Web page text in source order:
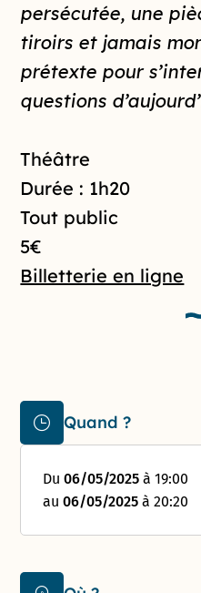
Quand ?
Du06/05/2025 à 19:00
au06/05/2025 à 20:20
persécutée, une
tiroirs et jamais
prétexte pour
questions
Théâtre
Durée : 1h20
Tout public
5€
Billetterie en ligne